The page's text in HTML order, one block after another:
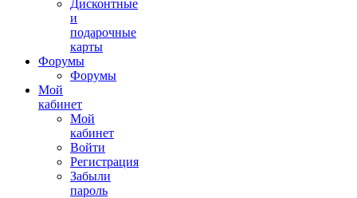
Дисконтные
и
подарочные
карты
Форумы
Форумы
Мой
кабинет
Мой
кабинет
Войти
Регистрация
Забыли
пароль